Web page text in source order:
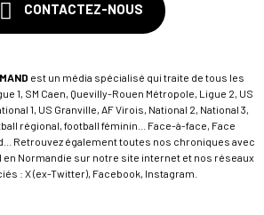
CONTACTEZ-NOUS
est un média spécialisé qui traite de tous les
1, SM Caen, Quevilly-Rouen Métropole, Ligue 2, US
1, US Granville, AF Virois, National 2, National 3,
régional, football féminin... Face-à-face, Face
Retrouvez également toutes nos chroniques avec
en Normandie sur notre site internet et nos réseaux
: X (ex-Twitter), Facebook, Instagram.